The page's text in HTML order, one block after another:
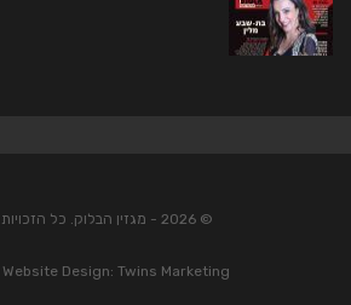
© 2026 - מגזין הבלוק. כל הזכויות שמורות.
Website Design: Twins Marketing